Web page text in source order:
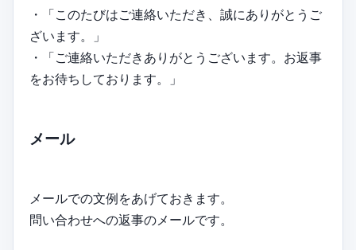
・「このたびはご連絡いただき、誠にありがとうご
ざいます。」
・「ご連絡いただきありがとうございます。お返事
をお待ちしております。」
メール
メールでの文例をあげておきます。
問い合わせへの返事のメールです。